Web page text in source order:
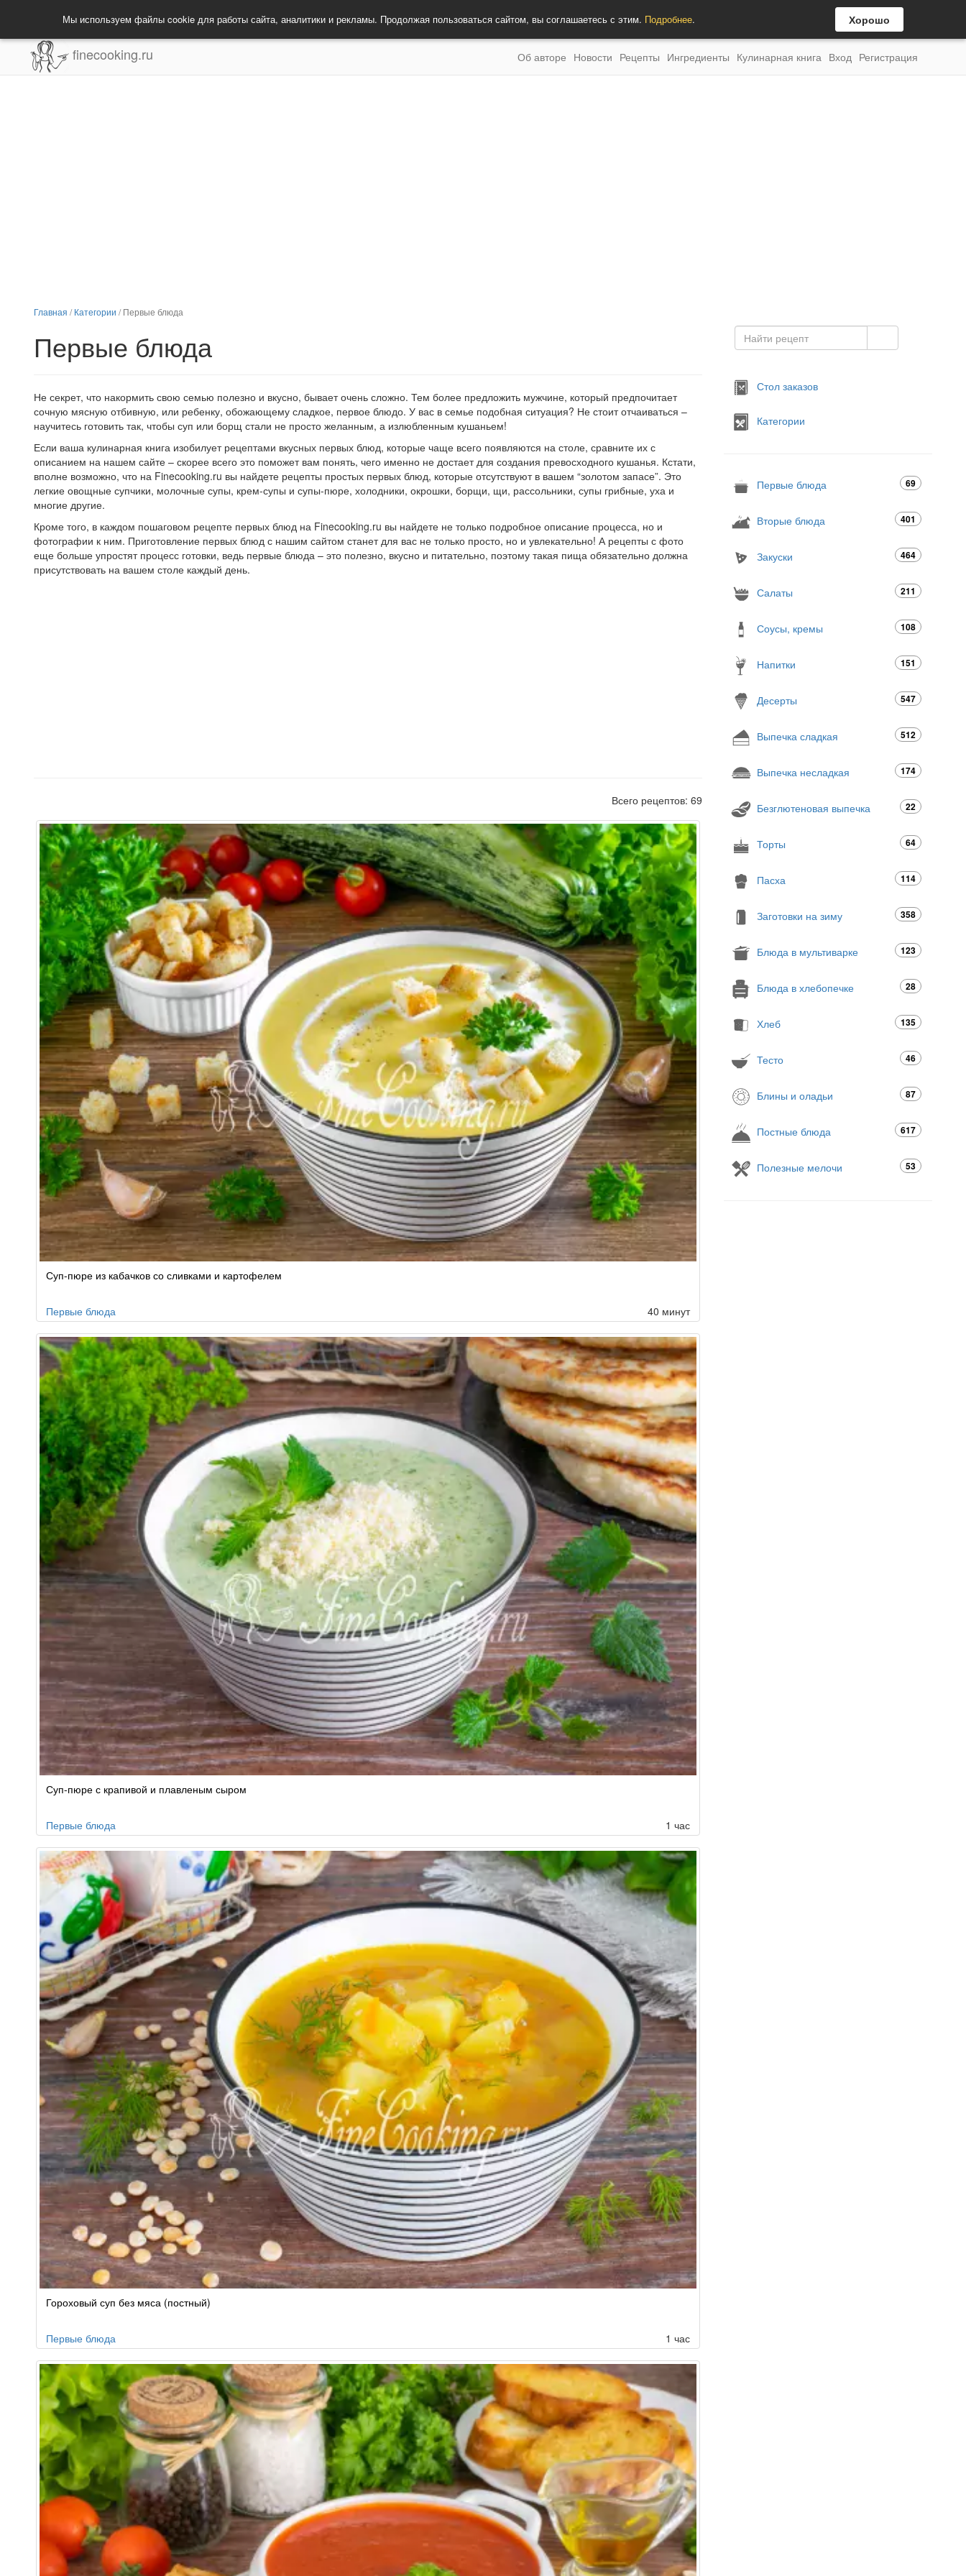
Мы используем файлы cookie для работы сайта, аналитики и рекламы. Продолжая пользоваться сайтом, вы соглашаетесь с этим. Подробнее. Хорошо
finecooking.ru Об авторе Новости Рецепты Ингредиенты Кулинарная книга Вход Регистрация
Главная /Категории /Первые блюда
Первые блюда
Не секрет, что накормить свою семью полезно и вкусно, бывает очень сложно. Тем более предложить мужчине, который предпочитает
сочную мясную отбивную, или ребенку, обожающему сладкое, первое блюдо. У вас в семье подобная ситуация? Не стоит отчаиваться –
научитесь готовить так, чтобы суп или борщ стали не просто желанным, а излюбленным кушаньем!
Если ваша кулинарная книга изобилует рецептами вкусных первых блюд, которые чаще всего появляются на столе, сравните их с
описанием на нашем сайте – скорее всего это поможет вам понять, чего именно не достает для создания превосходного кушанья. Кстати,
вполне возможно, что на Finecooking.ru вы найдете рецепты простых первых блюд, которые отсутствуют в вашем “золотом запасе”. Это
легкие овощные супчики, молочные супы, крем-супы и супы-пюре, холодники, окрошки, борщи, щи, рассольники, супы грибные, уха и
многие другие.
Кроме того, в каждом пошаговом рецепте первых блюд на Finecooking.ru вы найдете не только подробное описание процесса, но и
фотографии к ним. Приготовление первых блюд с нашим сайтом станет для вас не только просто, но и увлекательно! А рецепты с фото
еще больше упростят процесс готовки, ведь первые блюда – это полезно, вкусно и питательно, поэтому такая пища обязательно должна
присутствовать на вашем столе каждый день.
Всего рецептов: 69
Суп-пюре из кабачков со сливками и картофелем
Первые блюда 40 минут
Суп-пюре с крапивой и плавленым сыром
Первые блюда 1 час
Гороховый суп без мяса (постный)
Первые блюда 1 час
Стол заказов
Категории
Первые блюда 69
Вторые блюда 401
Закуски 464
Салаты 211
Соусы, кремы 108
Напитки 151
Десерты 547
Выпечка сладкая 512
Выпечка несладкая 174
Безглютеновая выпечка 22
Торты 64
Пасха 114
Заготовки на зиму 358
Блюда в мультиварке 123
Блюда в хлебопечке 28
Хлеб 135
Тесто 46
Блины и оладьи 87
Постные блюда 617
Полезные мелочи 53